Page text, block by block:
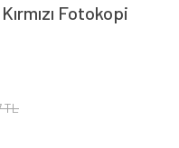
Fotokopi
TL